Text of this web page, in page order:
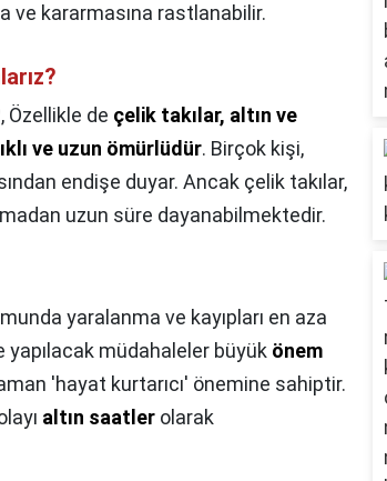
ve kararmasına rastlanabilir.
Özellikle de çelik takılar, altın ve
ve uzun ömürlüdür. Birçok kişi,
endişe duyar. Ancak çelik takılar,
uzun süre dayanabilmektedir.
yaralanma ve kayıpları en aza
müdahaleler büyük önem
'hayat kurtarıcı' önemine sahiptir.
altın saatler olarak